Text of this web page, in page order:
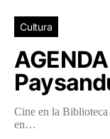
Cultura
Cine en la
en…